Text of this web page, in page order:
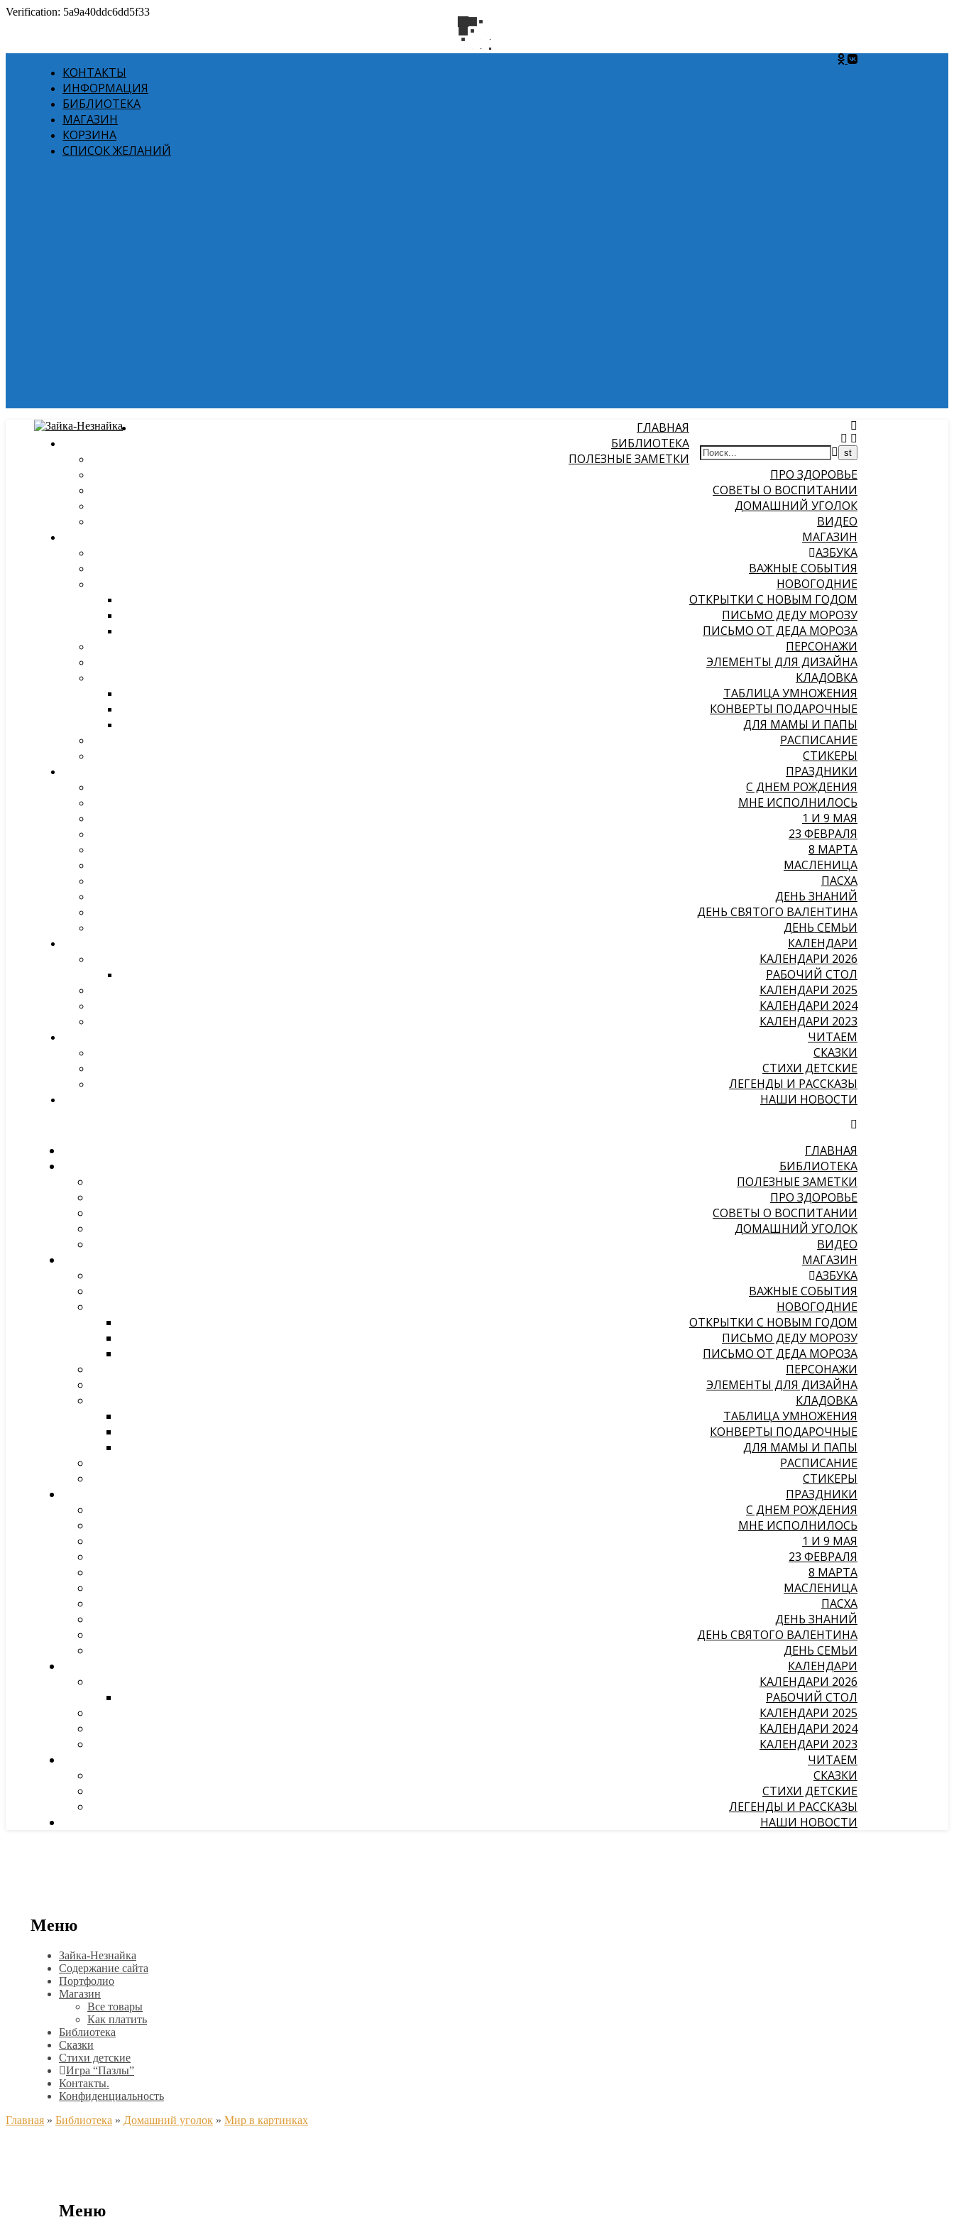
Verification: 5a9a40ddc6dd5f33
КОНТАКТЫ
ИНФОРМАЦИЯ
БИБЛИОТЕКА
МАГАЗИН
КОРЗИНА
СПИСОК ЖЕЛАНИЙ
ГЛАВНАЯ
БИБЛИОТЕКА
ПОЛЕЗНЫЕ ЗАМЕТКИ
ПРО ЗДОРОВЬЕ
СОВЕТЫ О ВОСПИТАНИИ
ДОМАШНИЙ УГОЛОК
ВИДЕО
МАГАЗИН
АЗБУКА
ВАЖНЫЕ СОБЫТИЯ
НОВОГОДНИЕ
ОТКРЫТКИ С НОВЫМ ГОДОМ
ПИСЬМО ДЕДУ МОРОЗУ
ПИСЬМО ОТ ДЕДА МОРОЗА
ПЕРСОНАЖИ
ЭЛЕМЕНТЫ ДЛЯ ДИЗАЙНА
КЛАДОВКА
ТАБЛИЦА УМНОЖЕНИЯ
КОНВЕРТЫ ПОДАРОЧНЫЕ
ДЛЯ МАМЫ И ПАПЫ
РАСПИСАНИЕ
СТИКЕРЫ
ПРАЗДНИКИ
С ДНЕМ РОЖДЕНИЯ
МНЕ ИСПОЛНИЛОСЬ
1 И 9 МАЯ
23 ФЕВРАЛЯ
8 МАРТА
МАСЛЕНИЦА
ПАСХА
ДЕНЬ ЗНАНИЙ
ДЕНЬ СВЯТОГО ВАЛЕНТИНА
ДЕНЬ СЕМЬИ
КАЛЕНДАРИ
КАЛЕНДАРИ 2026
РАБОЧИЙ СТОЛ
КАЛЕНДАРИ 2025
КАЛЕНДАРИ 2024
КАЛЕНДАРИ 2023
ЧИТАЕМ
СКАЗКИ
СТИХИ ДЕТСКИЕ
ЛЕГЕНДЫ И РАССКАЗЫ
НАШИ НОВОСТИ
ГЛАВНАЯ
БИБЛИОТЕКА
ПОЛЕЗНЫЕ ЗАМЕТКИ
ПРО ЗДОРОВЬЕ
СОВЕТЫ О ВОСПИТАНИИ
ДОМАШНИЙ УГОЛОК
ВИДЕО
МАГАЗИН
АЗБУКА
ВАЖНЫЕ СОБЫТИЯ
НОВОГОДНИЕ
ОТКРЫТКИ С НОВЫМ ГОДОМ
ПИСЬМО ДЕДУ МОРОЗУ
ПИСЬМО ОТ ДЕДА МОРОЗА
ПЕРСОНАЖИ
ЭЛЕМЕНТЫ ДЛЯ ДИЗАЙНА
КЛАДОВКА
ТАБЛИЦА УМНОЖЕНИЯ
КОНВЕРТЫ ПОДАРОЧНЫЕ
ДЛЯ МАМЫ И ПАПЫ
РАСПИСАНИЕ
СТИКЕРЫ
ПРАЗДНИКИ
С ДНЕМ РОЖДЕНИЯ
МНЕ ИСПОЛНИЛОСЬ
1 И 9 МАЯ
23 ФЕВРАЛЯ
8 МАРТА
МАСЛЕНИЦА
ПАСХА
ДЕНЬ ЗНАНИЙ
ДЕНЬ СВЯТОГО ВАЛЕНТИНА
ДЕНЬ СЕМЬИ
КАЛЕНДАРИ
КАЛЕНДАРИ 2026
РАБОЧИЙ СТОЛ
КАЛЕНДАРИ 2025
КАЛЕНДАРИ 2024
КАЛЕНДАРИ 2023
ЧИТАЕМ
СКАЗКИ
СТИХИ ДЕТСКИЕ
ЛЕГЕНДЫ И РАССКАЗЫ
НАШИ НОВОСТИ
Меню
Зайка-Незнайка
Содержание сайта
Портфолио
Магазин
Все товары
Как платить
Библиотека
Сказки
Стихи детские
Игра “Пазлы”
Контакты.
Конфиденциальность
Главная » Библиотека » Домашний уголок » Мир в картинках
Меню